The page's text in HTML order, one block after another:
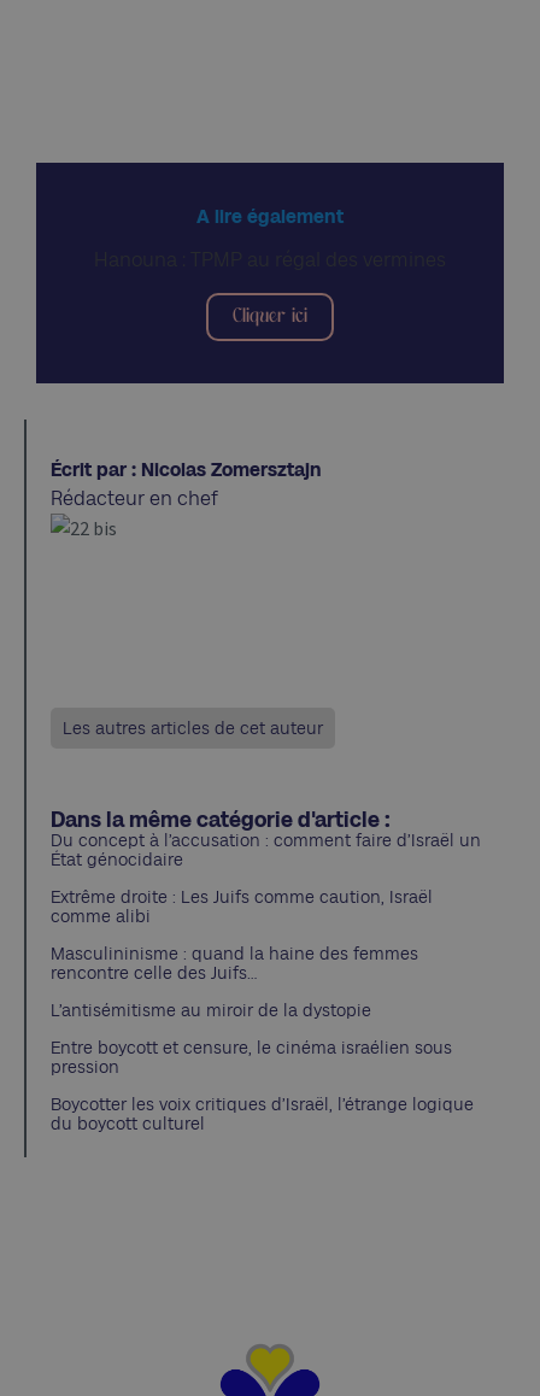
A lire également
Cliquer ici
Écrit par : Nicolas Zomersztajn
Rédacteur en chef
Les autres articles de cet auteur
Dans la même catégorie d'article :
Du concept à l’accusation : comment faire d’Israël un
État génocidaire
Extrême droite : Les Juifs comme caution, Israël
comme alibi
Masculininisme : quand la haine des femmes
rencontre celle des Juifs…
L’antisémitisme au miroir de la dystopie
Entre boycott et censure, le cinéma israélien sous
pression
Boycotter les voix critiques d’Israël, l’étrange logique
du boycott culturel